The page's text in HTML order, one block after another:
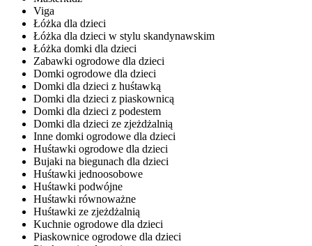
Viga
Łóżka dla dzieci
Łóżka dla dzieci w stylu skandynawskim
Łóżka domki dla dzieci
Zabawki ogrodowe dla dzieci
Domki ogrodowe dla dzieci
Domki dla dzieci z huśtawką
Domki dla dzieci z piaskownicą
Domki dla dzieci z podestem
Domki dla dzieci ze zjeżdżalnią
Inne domki ogrodowe dla dzieci
Huśtawki ogrodowe dla dzieci
Bujaki na biegunach dla dzieci
Huśtawki jednoosobowe
Huśtawki podwójne
Huśtawki równoważne
Huśtawki ze zjeżdżalnią
Kuchnie ogrodowe dla dzieci
Piaskownice ogrodowe dla dzieci